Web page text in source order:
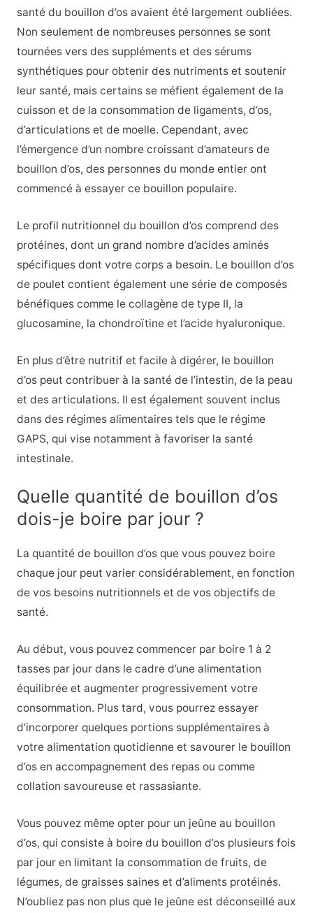
santé du bouillon d’os avaient été largement oubliées.
Non seulement de nombreuses personnes se sont
tournées vers des suppléments et des sérums
synthétiques pour obtenir des nutriments et soutenir
leur santé, mais certains se méfient également de la
cuisson et de la consommation de ligaments, d’os,
d’articulations et de moelle. Cependant, avec
l’émergence d’un nombre croissant d’amateurs de
bouillon d’os, des personnes du monde entier ont
commencé à essayer ce bouillon populaire.
Le profil nutritionnel du bouillon d’os comprend des
protéines, dont un grand nombre d’acides aminés
spécifiques dont votre corps a besoin. Le bouillon d’os
de poulet contient également une série de composés
bénéfiques comme le collagène de type II, la
glucosamine, la chondroïtine et l’acide hyaluronique.
En plus d’être nutritif et facile à digérer, le bouillon
d’os peut contribuer à la santé de l’intestin, de la peau
et des articulations. Il est également souvent inclus
dans des régimes alimentaires tels que le régime
GAPS, qui vise notamment à favoriser la santé
intestinale.
Quelle quantité de bouillon d’os
dois-je boire par jour ?
La quantité de bouillon d’os que vous pouvez boire
chaque jour peut varier considérablement, en fonction
de vos besoins nutritionnels et de vos objectifs de
santé.
Au début, vous pouvez commencer par boire 1 à 2
tasses par jour dans le cadre d’une alimentation
équilibrée et augmenter progressivement votre
consommation. Plus tard, vous pourrez essayer
d’incorporer quelques portions supplémentaires à
votre alimentation quotidienne et savourer le bouillon
d’os en accompagnement des repas ou comme
collation savoureuse et rassasiante.
Vous pouvez même opter pour un jeûne au bouillon
d’os, qui consiste à boire du bouillon d’os plusieurs fois
par jour en limitant la consommation de fruits, de
légumes, de graisses saines et d’aliments protéinés.
N’oubliez pas non plus que le jeûne est déconseillé aux